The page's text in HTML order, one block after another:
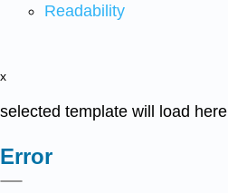
Readability
x
selected template will load here
Error